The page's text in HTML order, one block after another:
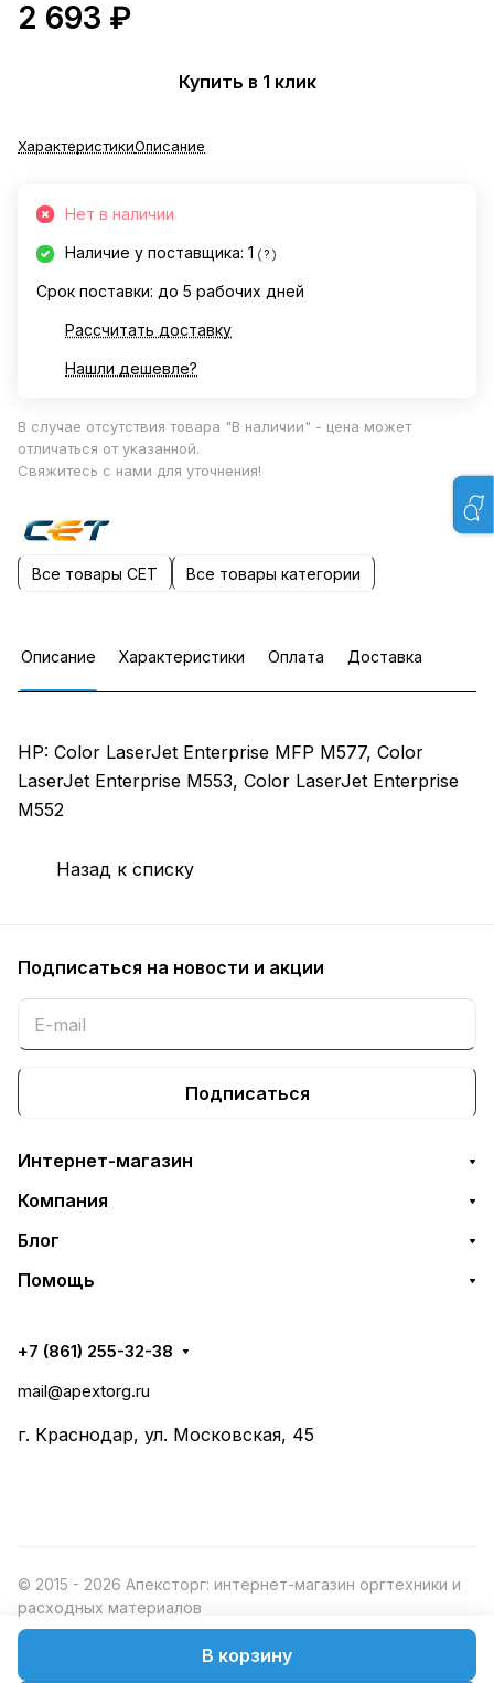
2 693 ₽
В корзину
Купить в 1 клик
ХарактеристикиОписание
Нет в наличии
Наличие у поставщика: 1 ?
Срок поставки: до 5 рабочих дней
Рассчитать доставку
Нашли дешевле?
В случае отсутствия товара "В наличии" - цена может
отличаться от указанной.
Свяжитесь с нами для уточнения!
Все товары CET Все товары категории
Описание Характеристики Оплата Доставка
HP: Color LaserJet Enterprise MFP M577, Color
LaserJet Enterprise M553, Color LaserJet Enterprise
M552
Назад к списку
Подписаться на новости и акции
Подписаться
Интернет-магазин
Компания
Блог
Помощь
+7 (861) 255-32-38
mail@apextorg.ru
г. Краснодар, ул. Московская, 45
© 2015 - 2026 Апексторг: интернет-магазин оргтехники и
расходных материалов
Конфиденциальность